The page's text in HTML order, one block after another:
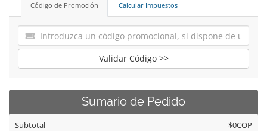
Código de Promoción Calcular Impuestos
Validar Código >>
Sumario de Pedido
Subtotal $0COP